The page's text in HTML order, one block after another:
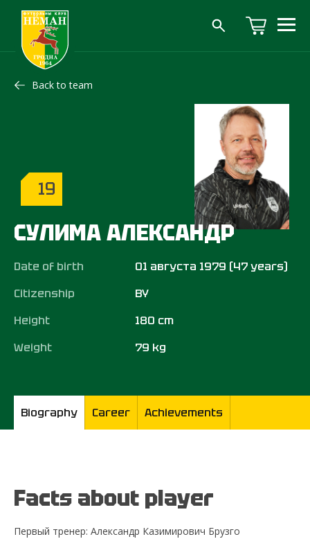
Back to team
19
СУЛИМА АЛЕКСАНДР
Date of birth
01 августа 1979 (47 years)
Citizenship
BY
Height
180 cm
Weight
79 kg
Biography Career Achievements
Facts about player
Первый тренер: Александр Казимирович Брузго